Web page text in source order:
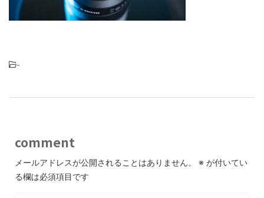
-
comment
メールアドレスが公開されることはありません。 ※ が付いてい
る欄は必須項目です